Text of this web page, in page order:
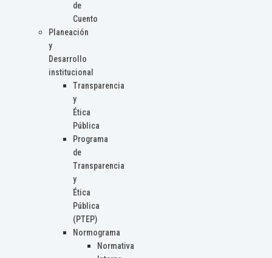
de
Cuento
Planeación
y
Desarrollo
institucional
Transparencia
y
Ética
Pública
Programa
de
Transparencia
y
Ética
Pública
(PTEP)
Normograma
Normativa